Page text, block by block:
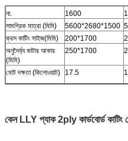
না. 1600
সামগ্রিক মাত্রা (মিমি)
5600*2680*1500
ক্রস কাটিং সাইজ(মিমি)
200*1700
অনুদৈর্ঘ্য কাটার আকার
(মিমি)
250*1700
মোট দক্ষতা (কিলোওয়াট) 17.5
কেন LLY প্যাক 2ply কার্ডবোর্ড কাটিং